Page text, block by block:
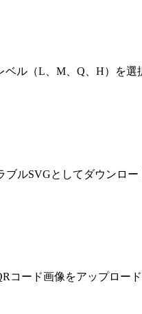
ル（L、M、Q、H）を
ブルSVGとしてダウンロ
コード画像をアップロー